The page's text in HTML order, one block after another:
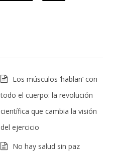
Los músculos ‘hablan’ con
todo el cuerpo: la revolución
científica que cambia la visión
del ejercicio
No hay salud sin paz